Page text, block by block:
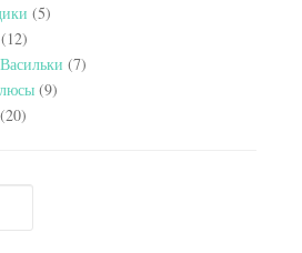
(5)
(12)
(7)
(9)
(20)